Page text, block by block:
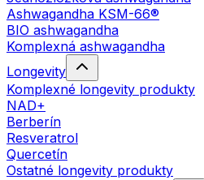
Ashwagandha KSM-66®
BIO ashwagandha
Komplexná ashwagandha
Longevity
Komplexné longevity produkty
NAD+
Berberín
Resveratrol
Quercetín
Ostatné longevity produkty